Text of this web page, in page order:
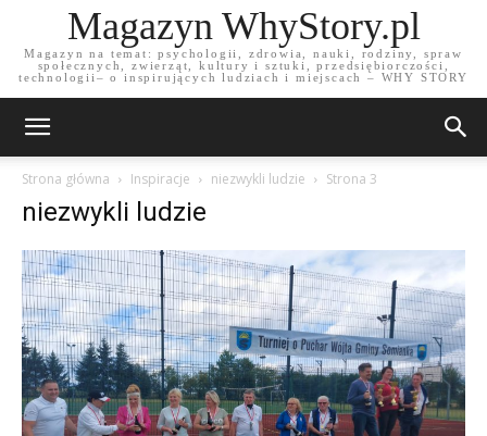
Magazyn WhyStory.pl
Magazyn na temat: psychologii, zdrowia, nauki, rodziny, spraw
społecznych, zwierząt, kultury i sztuki, przedsiębiorczości,
technologii– o inspirujących ludziach i miejscach – WHY STORY
Strona główna Inspiracje niezwykli ludzie Strona 3
niezwykli ludzie